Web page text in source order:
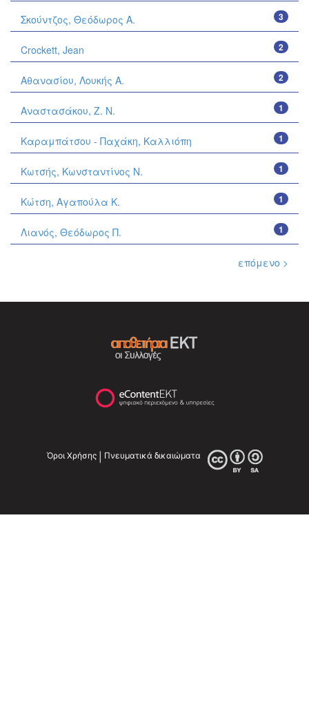
3
Σκούντζος, Θεόδωρος Α.
2
Crockett, Jean
2
Αθανασίου, Λουκής Α.
1
Αναστασάκου, Ζ. Ν.
1
Καραμπάτσου - Παχάκη, Καλλιόπη
1
Κωτσής, Κωνσταντίνος Ν.
1
Κώτση, Αγαπούλα Κ.
1
Λιανός, Θεόδωρος Π.
επόμενο >